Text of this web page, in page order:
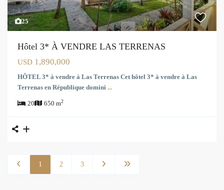
25
Hôtel 3* À VENDRE LAS TERRENAS
USD 1,890,000
HÔTEL 3* à vendre à Las Terrenas Cet hôtel 3* à vendre à Las
Terrenas en République domini ...
20 650 m2
1 2 3